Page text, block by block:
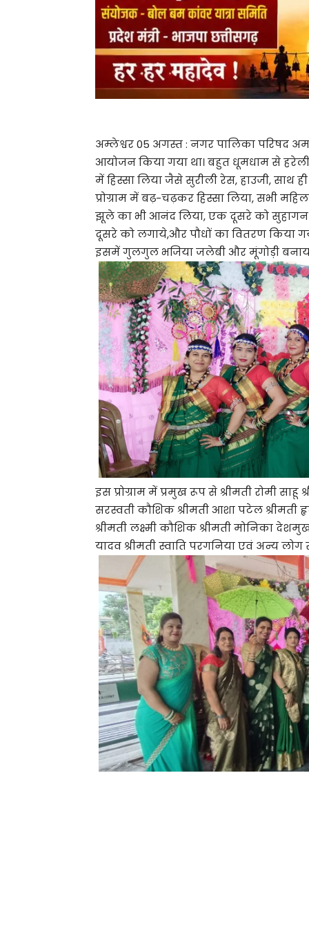
अम्लेश्वर 05 अगस्त : नगर पालिका परिषद
आयोजन किया गया था। बहुत धूमधाम से
में हिस्सा लिया जैसे सुरीली रेस, हाउजी, साथ
प्रोग्राम में बढ़-चढ़कर हिस्सा लिया, सभी
झूले का भी आनंद लिया, एक दूसरे को
दूसरे को लगाये,और पौधों का वितरण किया
इसमें गुलगुल भजिया जलेबी और मूंगोड़ी
इस प्रोग्राम में प्रमुख रूप से श्रीमती रोमी साहू
सरस्वती कौशिक श्रीमती आशा पटेल श्रीमती
श्रीमती लक्ष्मी कौशिक श्रीमती मोनिका
यादव श्रीमती स्वाति परगनिया एवं अन्य लोग